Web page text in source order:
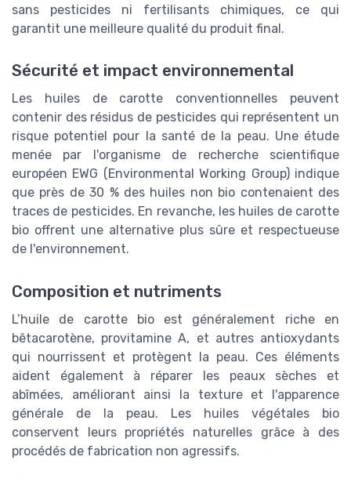
sans pesticides ni fertilisants chimiques, ce qui
garantit une meilleure qualité du produit final.
Sécurité et impact environnemental
Les huiles de carotte conventionnelles peuvent
contenir des résidus de pesticides qui représentent un
risque potentiel pour la santé de la peau. Une étude
menée par l'organisme de recherche scientifique
européen EWG (Environmental Working Group) indique
que près de 30 % des huiles non bio contenaient des
traces de pesticides. En revanche, les huiles de carotte
bio offrent une alternative plus sûre et respectueuse
de l'environnement.
Composition et nutriments
L’huile de carotte bio est généralement riche en
bêtacarotène, provitamine A, et autres antioxydants
qui nourrissent et protègent la peau. Ces éléments
aident également à réparer les peaux sèches et
abîmées, améliorant ainsi la texture et l'apparence
générale de la peau. Les huiles végétales bio
conservent leurs propriétés naturelles grâce à des
procédés de fabrication non agressifs.